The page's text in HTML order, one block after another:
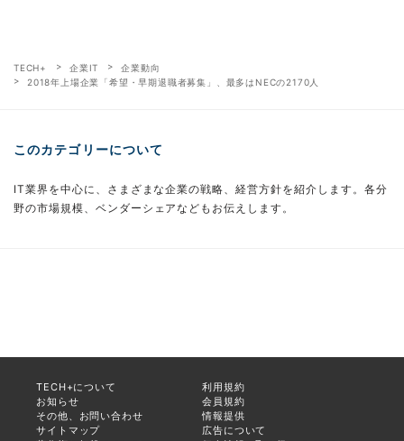
TECH+ 企業IT
企業動向
2018年上場企業「希望・早期退職者募集」、最多はNECの2170人
このカテゴリーについて
IT業界を中心に、さまざまな企業の戦略、経営方針を紹介します。各分
野の市場規模、ベンダーシェアなどもお伝えします。
TECH+について
利用規約
お知らせ
会員規約
その他、お問い合わせ
情報提供
サイトマップ
広告について